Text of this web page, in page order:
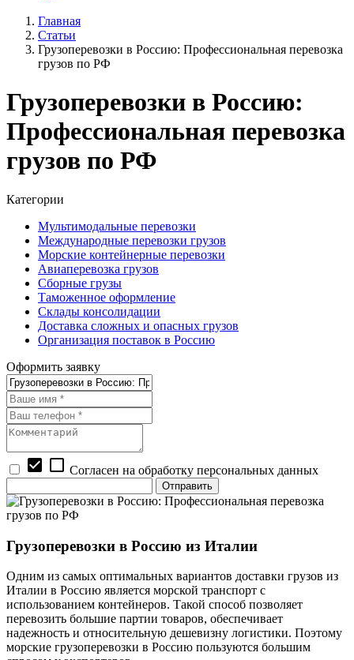
Главная
Статьи
Грузоперевозки в Россию: Профессиональная перевозка
грузов по РФ
Грузоперевозки в Россию:
Профессиональная перевозка
грузов по РФ
Категории
Мультимодальные перевозки
Международные перевозки грузов
Морские контейнерные перевозки
Авиаперевозка грузов
Сборные грузы
Таможенное оформление
Склады консолидации
Доставка сложных и опасных грузов
Организация поставок в Россию
Оформить заявку
check_box check_box_outline_blank Согласен на обработку персональных данных
Грузоперевозки в Россию из Италии
Одним из самых оптимальных вариантов доставки грузов из
Италии в Россию является морской транспорт с
использованием контейнеров. Такой способ позволяет
перевозить большие партии товаров, обеспечивает
надежность и относительную дешевизну логистики. Поэтому
морские грузоперевозки в Россию пользуются большим